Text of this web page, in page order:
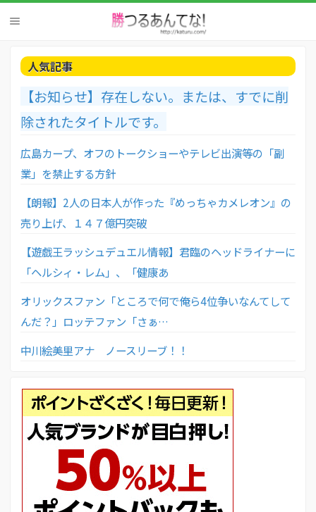
人気記事
【お知らせ】存在しない。または、すでに削
除されたタイトルです。
広島カープ、オフのトークショーやテレビ出演等の「副
業」を禁止する方針
【朗報】2人の日本人が作った『めっちゃカメレオン』の
売り上げ、１４７億円突破
【遊戯王ラッシュデュエル情報】君臨のヘッドライナーに
「ヘルシィ・レム」、「健康あ
オリックスファン「ところで何で俺ら4位争いなんてして
んだ？」ロッテファン「さぁ…
中川絵美里アナ ノースリーブ！！